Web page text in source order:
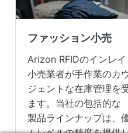
ファッション小売
Arizon RFIDのインレ
小売業者が手作業のカ
ジェントな在庫管理を
ます。当社の包括的な
製品ラインナップは、